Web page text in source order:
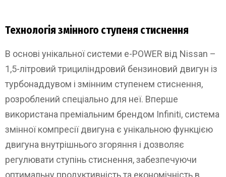
Технологія змінного ступеня стиснення
В основі унікальної системи e-POWER від Nissan –
1,5-літровий трициліндровий бензиновий двигун із
турбонаддувом і змінним ступенем стиснення,
розроблений спеціально для неї. Вперше
використана преміальним брендом Infiniti, система
змінної компресії двигуна є унікальною функцією
двигуна внутрішнього згоряння і дозволяє
регулювати ступінь стиснення, забезпечуючи
оптимальну продуктивність та економічність в